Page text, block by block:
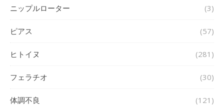
ニップルローター (3)
ピアス (57)
ヒトイヌ (281)
フェラチオ (30)
体調不良 (121)